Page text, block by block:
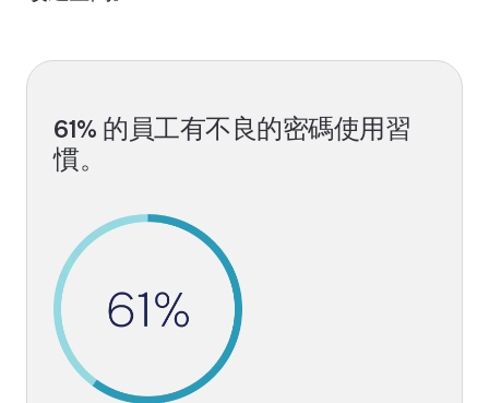
61% 的員工有不良的密碼使用習
慣。